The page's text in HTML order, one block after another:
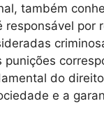
também
responsável por
punições
do
e a